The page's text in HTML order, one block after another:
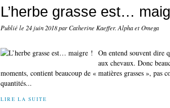
L’herbe grasse est…
Publié le 24 juin 2018par Catherine Kaeffer. Alpha et Omega
On entend souvent dire
aux chevaux. Donc
moments, contient beaucoup de « matières grasses », pas
quantités...
LIRE LA SUITE